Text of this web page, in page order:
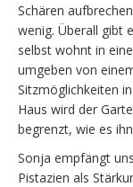
Schären
wenig. Überall gibt
selbst wohnt in
umgeben von
Sitzmöglichkeiten
Haus wird der
begrenzt, wie es
Sonja empfängt
Pistazien als